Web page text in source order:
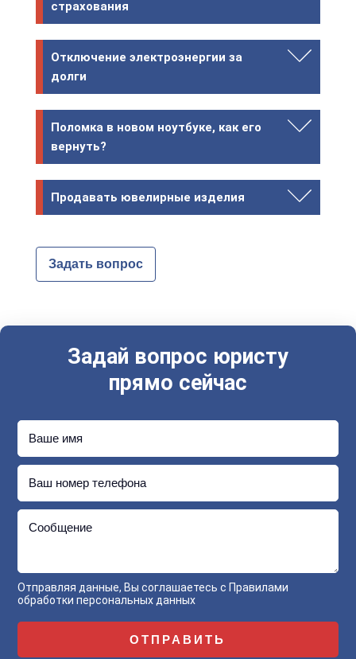
страхования
Отключение электроэнергии за
долги
Поломка в новом ноутбуке, как его
вернуть?
Продавать ювелирные изделия
Задать вопрос
Задай вопрос юристу
прямо сейчас
Ваше имя
Ваш номер телефона
Сообщение
Отправляя данные, Вы соглашаетесь с Правилами
обработки персональных данных